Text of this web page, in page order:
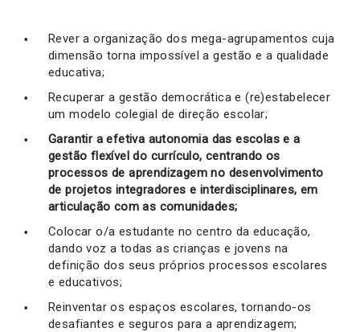
Rever a organização dos mega-agrupamentos cuja
dimensão torna impossível a gestão e a qualidade
educativa;
Recuperar a gestão democrática e (re)estabelecer
um modelo colegial de direção escolar;
Garantir a efetiva autonomia das escolas e a
gestão flexível do currículo, centrando os
processos de aprendizagem no desenvolvimento
de projetos integradores e interdisciplinares, em
articulação com as comunidades;
Colocar o/a estudante no centro da educação,
dando voz a todas as crianças e jovens na
definição dos seus próprios processos escolares
e educativos;
Reinventar os espaços escolares, tornando-os
desafiantes e seguros para a aprendizagem;